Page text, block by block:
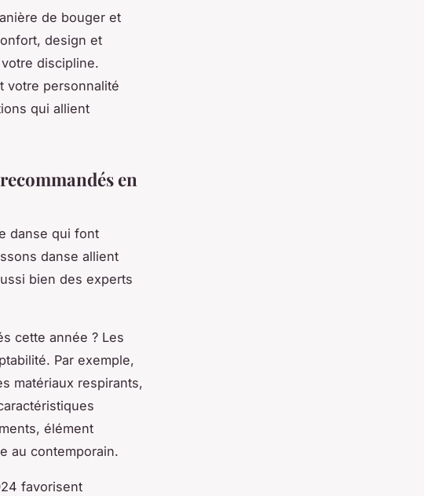
de bouger et
design et
discipline.
votre personnalité
qui allient
en
danse qui font
danse allient
bien des experts
cette année ? Les
Par exemple,
matériaux respirants,
élément
au contemporain.
favorisent